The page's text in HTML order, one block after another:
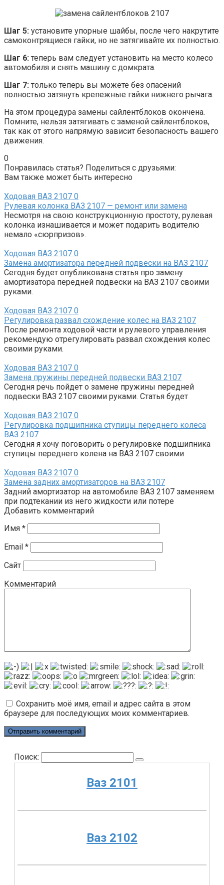
Шаг 5: установите упорные шайбы, после чего накрутите
самоконтрящиеся гайки, но не затягивайте их полностью.
Шаг 6: теперь вам следует установить на место колесо
автомобиля и снять машину с домкрата.
Шаг 7: только теперь вы можете без опасений
полностью затянуть крепежные гайки нижнего рычага.
На этом процедура замены сайлентблоков окончена.
Помните, нельзя затягивать с заменой сайлентблоков,
так как от этого напрямую зависит безопасность вашего
движения.
0
Понравилась статья? Поделиться с друзьями:
Вам также может быть интересно
Ходовая ВАЗ 2107 0
Рулевая колонка ВАЗ 2107 — ремонт или замена
Несмотря на свою конструкционную простоту, рулевая
колонка изнашивается и может подарить водителю
немало «сюрпризов».
Ходовая ВАЗ 2107 0
Замена амортизатора передней подвески на ВАЗ 2107
Сегодня будет опубликована статья про замену
амортизатора передней подвески на ВАЗ 2107 своими
руками.
Ходовая ВАЗ 2107 0
Регулировка развал схождение колес на ВАЗ 2107
После ремонта ходовой части и рулевого управления
рекомендую отрегулировать развал схождения колес
своими руками.
Ходовая ВАЗ 2107 0
Замена пружины передней подвески ВАЗ 2107
Сегодня речь пойдет о замене пружины передней
подвески ВАЗ 2107 своими руками. Статья будет
Ходовая ВАЗ 2107 0
Регулировка подшипника ступицы переднего колеса
ВАЗ 2107
Сегодня я хочу поговорить о регулировке подшипника
ступицы переднего колена на ВАЗ 2107 своими
Ходовая ВАЗ 2107 0
Замена задних амортизаторов на ВАЗ 2107
Задний амортизатор на автомобиле ВАЗ 2107 заменяем
при подтекании из него жидкости или потере
Добавить комментарий
Имя *
Email *
Сайт
Комментарий
Сохранить моё имя, email и адрес сайта в этом
браузере для последующих моих комментариев.
Поиск:
Ваз 2101
Ваз 2102